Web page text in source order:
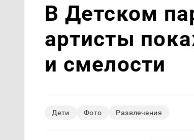
В Детском
артисты
и смелости
Дети Фото Развлечения